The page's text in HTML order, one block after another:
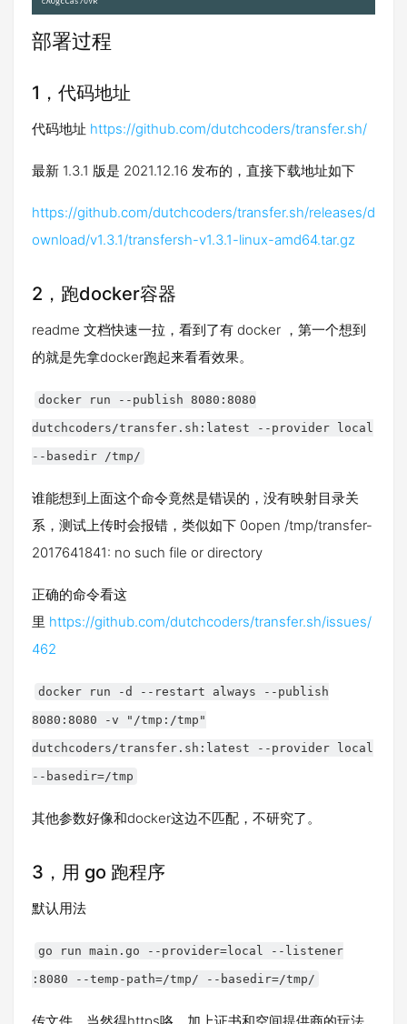
部署过程
1，代码地址
代码地址 https://github.com/dutchcoders/transfer.sh/
最新 1.3.1 版是 2021.12.16 发布的，直接下载地址如下
https://github.com/dutchcoders/transfer.sh/releases/d
ownload/v1.3.1/transfersh-v1.3.1-linux-amd64.tar.gz
2，跑docker容器
readme 文档快速一拉，看到了有 docker ，第一个想到
的就是先拿docker跑起来看看效果。
docker run --publish 8080:8080
dutchcoders/transfer.sh:latest --provider local
--basedir /tmp/
谁能想到上面这个命令竟然是错误的，没有映射目录关
系，测试上传时会报错，类似如下 0open /tmp/transfer-
2017641841: no such file or directory
正确的命令看这
里 https://github.com/dutchcoders/transfer.sh/issues/
462
docker run -d --restart always --publish
8080:8080 -v "/tmp:/tmp"
dutchcoders/transfer.sh:latest --provider local
--basedir=/tmp
其他参数好像和docker这边不匹配，不研究了。
3，用 go 跑程序
默认用法
go run main.go --provider=local --listener
:8080 --temp-path=/tmp/ --basedir=/tmp/
传文件，当然得https咯，加上证书和空间提供商的玩法